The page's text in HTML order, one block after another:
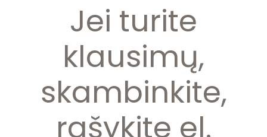
Jei turite
klausimų,
skambinkite,
rašykite el.